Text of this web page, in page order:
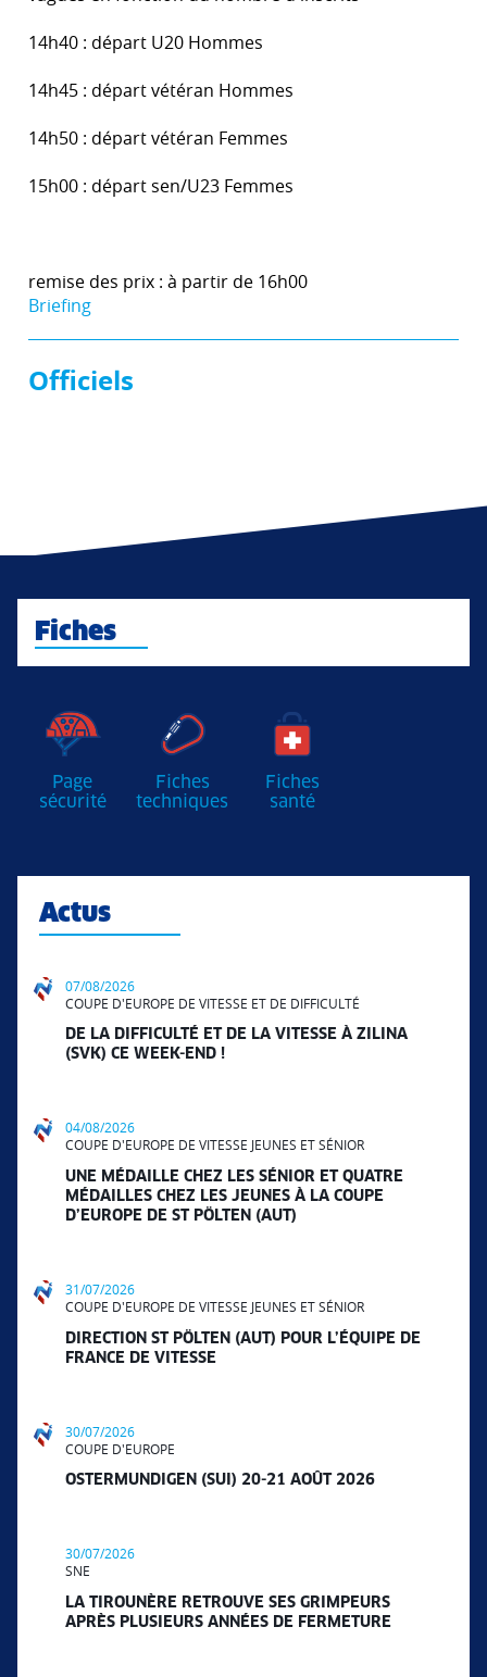
14h40 : départ U20 Hommes
14h45 : départ vétéran Hommes
14h50 : départ vétéran Femmes
15h00 : départ sen/U23 Femmes
remise des prix : à partir de 16h00
Briefing
Officiels
Fiches
Page
sécurité
Fiches
techniques
Fiches
santé
Actus
07/08/2026
COUPE D'EUROPE DE VITESSE ET DE DIFFICULTÉ
DE LA DIFFICULTÉ ET DE LA VITESSE À ZILINA
(SVK) CE WEEK-END !
04/08/2026
COUPE D'EUROPE DE VITESSE JEUNES ET SÉNIOR
UNE MÉDAILLE CHEZ LES SÉNIOR ET QUATRE
MÉDAILLES CHEZ LES JEUNES À LA COUPE
D’EUROPE DE ST PÖLTEN (AUT)
31/07/2026
COUPE D'EUROPE DE VITESSE JEUNES ET SÉNIOR
DIRECTION ST PÖLTEN (AUT) POUR L’ÉQUIPE DE
FRANCE DE VITESSE
30/07/2026
COUPE D'EUROPE
OSTERMUNDIGEN (SUI) 20-21 AOÛT 2026
30/07/2026
SNE
LA TIROUNÈRE RETROUVE SES GRIMPEURS
APRÈS PLUSIEURS ANNÉES DE FERMETURE